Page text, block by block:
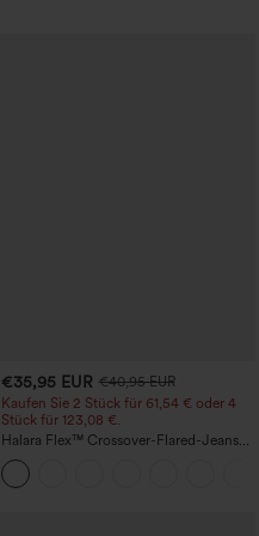
€35,95 EUR €40,95 EUR
Kaufen Sie 2 Stück für 61,54 € oder 4
Stück für 123,08 €.
Halara Flex™ Crossover-Flared-Jeans
aus elastischem Strick-Denim mit
hohem Bund und mehreren Taschen